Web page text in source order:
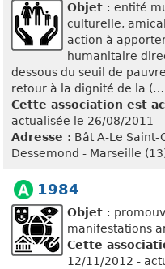
Objet : entité
culturelle,
action à
humanitaire
dessous du seuil de
retour à la dignité de la
Cette association est
actualisée le 26/08/2011
Adresse : Bât A-Le
Dessemond - Marseille
1984
Objet :
manifestations
Cette
12/11/2012 -